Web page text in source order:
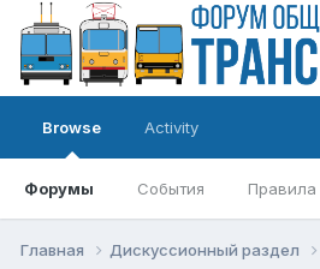
Browse
Форумы События Правила
Activity
Главная Дискуссионный раздел